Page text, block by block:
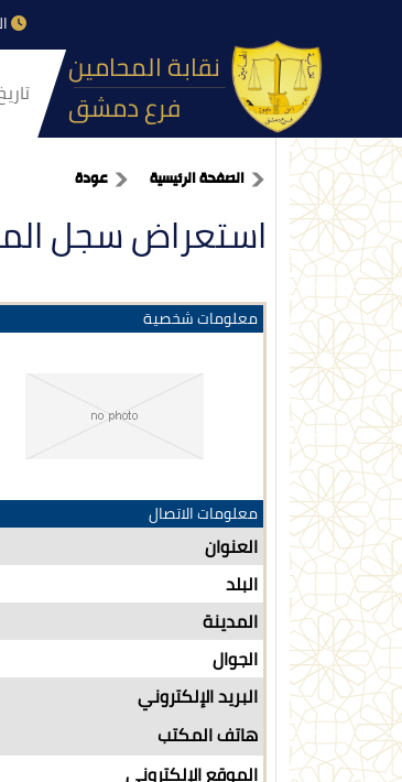
السبت, 8 آب, 2026
نقابة المحامين
فرع دمشق
الصفحة الرئيسية عودة
استعراض سجل
معلومات شخصية
معلومات الاتصال
العنوان
البلد
المدينة
الجوال
البريد الإلكتروني
هاتف المكتب
الموقع الإلكتروني